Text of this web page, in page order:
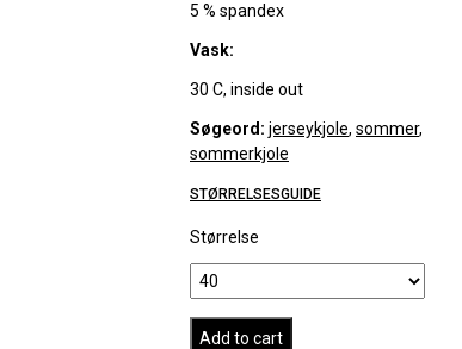
5 % spandex
Vask:
30 C, inside out
Søgeord: jerseykjole, sommer,
sommerkjole
STØRRELSESGUIDE
Størrelse
Add to cart